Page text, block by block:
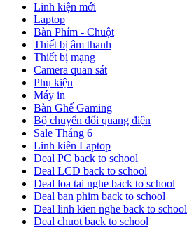
Linh kiện mới
Laptop
Bàn Phím - Chuột
Thiết bị âm thanh
Thiết bị mạng
Camera quan sát
Phụ kiện
Máy in
Bàn Ghế Gaming
Bộ chuyển đổi quang điện
Sale Tháng 6
Linh kiên Laptop
Deal PC back to school
Deal LCD back to school
Deal loa tai nghe back to school
Deal ban phim back to school
Deal linh kien nghe back to school
Deal chuot back to school